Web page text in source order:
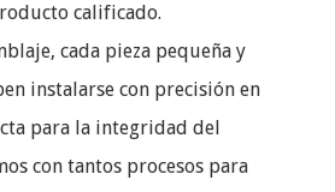
calificado.
cada pieza pequeña y
instalarse con precisión en
para la integridad del
con tantos procesos para